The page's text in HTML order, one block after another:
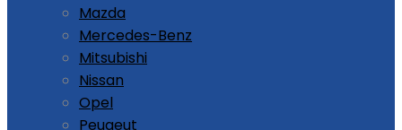
Mazda
Mercedes-Benz
Mitsubishi
Nissan
Opel
Peugeut